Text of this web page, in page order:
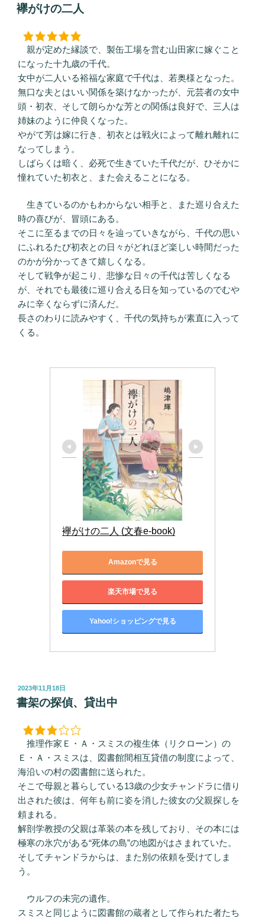
稿
日:
襷がけの二人
親が定めた縁談で、製缶工場を営む山田家に嫁ぐこと
になった十九歳の千代。
女中が二人いる裕福な家庭で千代は、若奥様となった。
無口な夫とはいい関係を築けなかったが、元芸者の女中
頭・初衣、そして朗らかな芳との関係は良好で、三人は
姉妹のように仲良くなった。
やがて芳は嫁に行き、初衣とは戦火によって離れ離れに
なってしまう。
しばらくは暗く、必死で生きていた千代だが、ひそかに
憧れていた初衣と、また会えることになる。
生きているのかもわからない相手と、また巡り合えた
時の喜びが、冒頭にある。
そこに至るまでの日々を辿っていきながら、千代の思い
にふれるたび初衣との日々がどれほど楽しい時間だった
のかが分かってきて嬉しくなる。
そして戦争が起こり、悲惨な日々の千代は苦しくなる
が、それでも最後に巡り合える日を知っているのでむや
みに辛くならずに済んだ。
長さのわりに読みやすく、千代の気持ちが素直に入って
くる。
襷がけの二人 (文春e-book)
Amazonで見る
楽天市場で見る
Yahoo!ショッピングで見る
投
稿
日:
2023年11月18日
書架の探偵、貸出中
推理作家Ｅ・Ａ・スミスの複生体（リクローン）の
Ｅ・Ａ・スミスは、図書館間相互貸借の制度によって、
海沿いの村の図書館に送られた。
そこで母親と暮らしている13歳の少女チャンドラに借り
出された彼は、何年も前に姿を消した彼女の父親探しを
頼まれる。
解剖学教授の父親は革装の本を残しており、その本には
極寒の氷穴がある“死体の島”の地図がはさまれていた。
そしてチャンドラからは、また別の依頼を受けてしま
う。
ウルフの未完の遺作。
スミスと同じように図書館の蔵者として作られた者たち